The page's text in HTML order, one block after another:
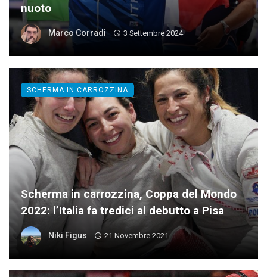
nuoto
Marco Corradi 3 Settembre 2024
Scherma in carrozzina, Coppa del Mondo
2022: l’Italia fa tredici al debutto a Pisa
Niki Figus 21 Novembre 2021
SCHERMA IN CARROZZINA